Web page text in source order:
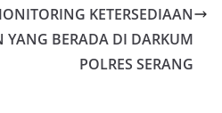
KETERSEDIAAN
YANG BERADA DI DARKUM
POLRES SERANG